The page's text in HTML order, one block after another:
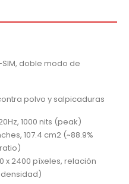
doble modo de
polvo y salpicaduras
1000 nits (peak)
107.4 cm2 (~88.9%
x 2400 píxeles, relación
densidad)